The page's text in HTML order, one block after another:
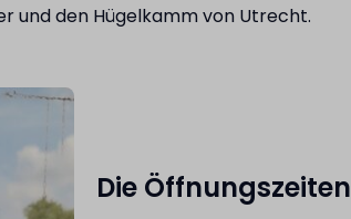
und den Hügelkamm von Utrecht.
Die Öffnungszeiten